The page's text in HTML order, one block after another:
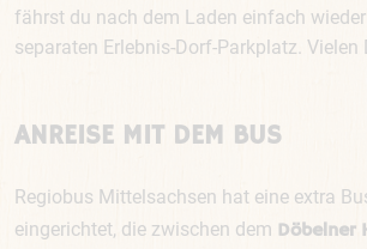
fährst du nach dem Laden einfach
separaten Erlebnis-Dorf-Parkplatz. Vielen
ANREISE MIT DEM BUS
Regiobus Mittelsachsen hat eine extra
eingerichtet, die zwischen dem Döbelner